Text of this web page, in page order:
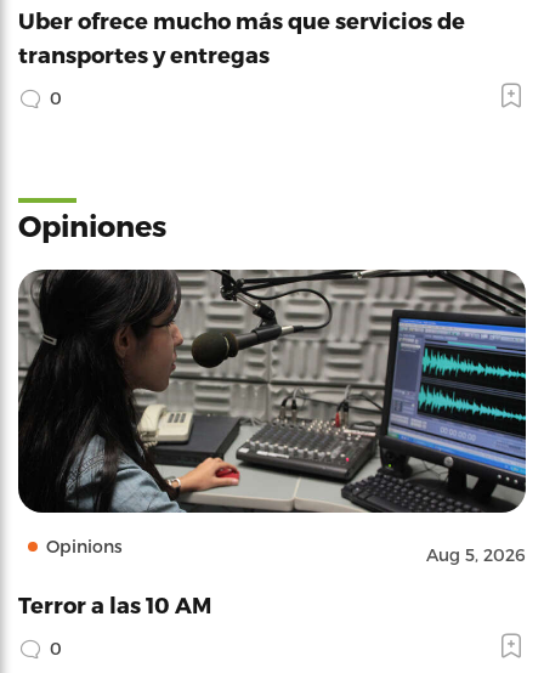
Uber ofrece mucho más que servicios de
transportes y entregas
0
Opiniones
Opinions Aug 5, 2026
Terror a las 10 AM
0